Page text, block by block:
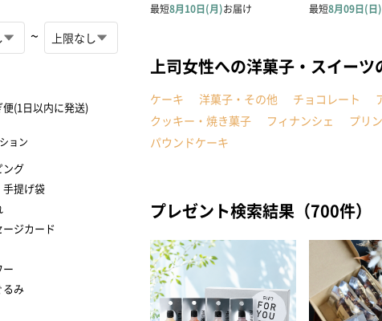
~
便(1日以内に発送)
ョン
ング
手提げ袋
ージカード
ー
るみ
上司女性への洋菓子・スイー
ケーキ 洋菓子・その他 チョコレート
クッキー・焼き菓子
フィナンシェ プリン
パウンドケーキ
プレゼント検索結果（700件）